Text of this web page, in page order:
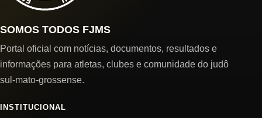
SOMOS TODOS FJMS
Portal oficial com notícias, documentos, resultados e
informações para atletas, clubes e comunidade do judô
sul-mato-grossense.
INSTITUCIONAL